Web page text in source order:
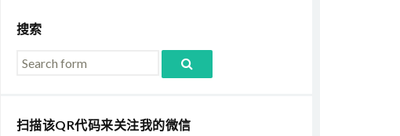
搜索
扫描该QR代码来关注我的微信